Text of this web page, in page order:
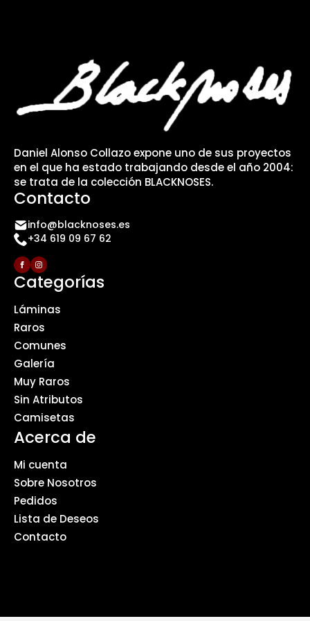
Daniel Alonso Collazo expone uno de sus proyectos
en el que ha estado trabajando desde el año 2004:
se trata de la colección BLACKNOSES.
Contacto
info@blacknoses.es
+34 619 09 67 62
Categorías
Láminas
Raros
Comunes
Galería
Muy Raros
Sin Atributos
Camisetas
Acerca de
Mi cuenta
Sobre Nosotros
Pedidos
Lista de Deseos
Contacto